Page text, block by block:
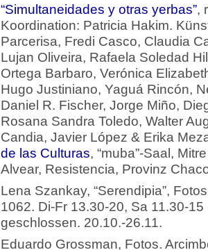
“Simultaneidades y otras yerbas”,
Koordination: Patricia Hakim.
Parcerisa, Fredi Casco, Claudia
Lujan Oliveira, Rafaela Soledad
Ortega Barbaro, Verónica
Hugo Justiniano, Yaguá Rincón,
Daniel R. Fischer, Jorge Miño,
Rosana Sandra Toledo, Walter
Candia, Javier López & Erika
de las Culturas, “muba”-Saal,
Alvear, Resistencia, Provinz
Lena Szankay, “Serendipia”,
1062. Di-Fr 13.30-20, Sa 11.30-
geschlossen. 20.10.-26.11.
Eduardo Grossman, Fotos.